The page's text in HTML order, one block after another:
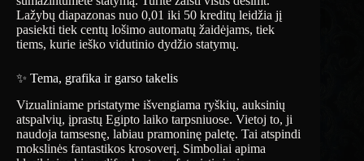
Lažybų diapazonas nuo 0,01 iki 50 kreditų leidžia jį
pasiekti tiek centų lošimo automatų žaidėjams, tiek
tiems, kurie ieško vidutinio dydžio statymų.
✨ Tema, grafika ir garso takelis
Vizualiniame pristatyme išvengiama ryškių, auksinių
atspalvių, įprastų Egipto laiko tarpsniuose. Vietoj to, ji
naudoja tamsesnę, labiau pramoninę paletę. Tai atspindi
mokslinės fantastikos krosoverį. Simboliai apima